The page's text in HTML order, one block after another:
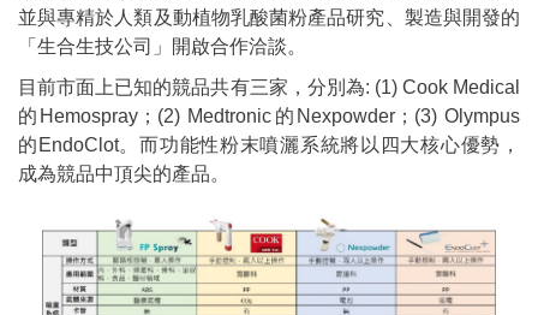
並與專精於人類及動植物乳酸菌粉產品研究、製造與開發的
「生合生技公司」開啟合作洽談。
目前市面上已知的競品共有三家，分別為: (1) Cook Medical
的Hemospray；(2) Medtronic的Nexpowder；(3) Olympus
的EndoClot。而功能性粉末噴灑系統將以四大核心優勢，
成為競品中頂尖的產品。